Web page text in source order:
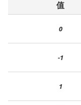
值
0
-1
1